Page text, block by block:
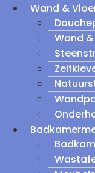
Wand &
Wand